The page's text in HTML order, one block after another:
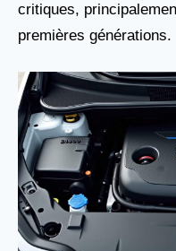
critiques,
premières générations.